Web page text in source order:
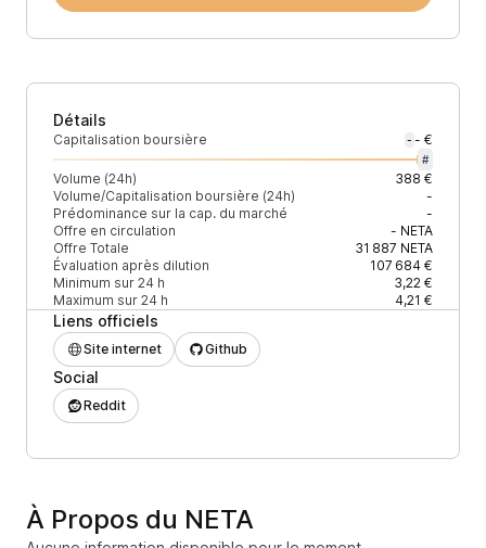
Détails
Capitalisation boursière - - €
#
Volume (24h)
388 €
Volume/Capitalisation boursière (24h)
-
Prédominance sur la cap. du marché
-
Offre en circulation
- NETA
Offre Totale
31 887 NETA
Évaluation après dilution
107 684 €
Minimum sur 24 h
3,22 €
Maximum sur 24 h
4,21 €
Liens officiels
Site internet Github
Social
Reddit
À Propos du NETA